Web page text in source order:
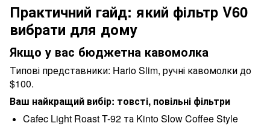
Практичний гайд: який фільтр V60
вибрати для дому
Якщо у вас бюджетна кавомолка
Типові представники: Hario Slim, ручні кавомолки до
$100.
Ваш найкращий вибір: товсті, повільні фільтри
Cafec Light Roast T-92 та Kinto Slow Coffee Style